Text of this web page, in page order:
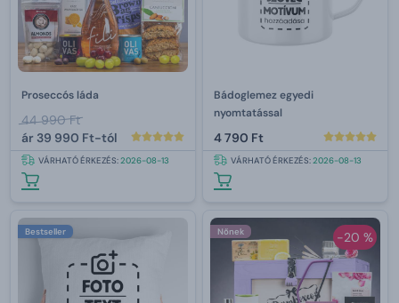
Proseccós láda
44 990 Ft
ár39 990 Ft-tól
VÁRHATÓ ÉRKEZÉS:2026-08-13
Bádoglemez egyedi
nyomtatással
4 790 Ft
VÁRHATÓ ÉRKEZÉS:2026-08-13
Bestseller -20 %
Nőnek